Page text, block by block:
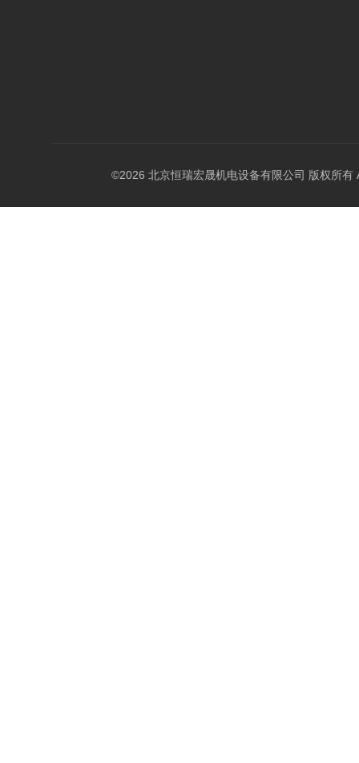
©2026 北京恒瑞宏晟机电设备有限公司 版权所有